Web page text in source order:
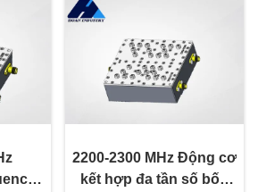
2200-2300 MHz Động cơ
kết hợp đa tần số bốn